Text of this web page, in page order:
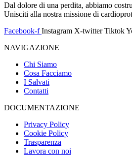
Dal dolore di una perdita, abbiamo
Unisciti alla nostra missione di
Facebook-f Instagram X-twitter Tiktok
NAVIGAZIONE
Chi Siamo
Cosa Facciamo
I Salvati
Contatti
DOCUMENTAZIONE
Privacy Policy
Cookie Policy
Trasparenza
Lavora con noi